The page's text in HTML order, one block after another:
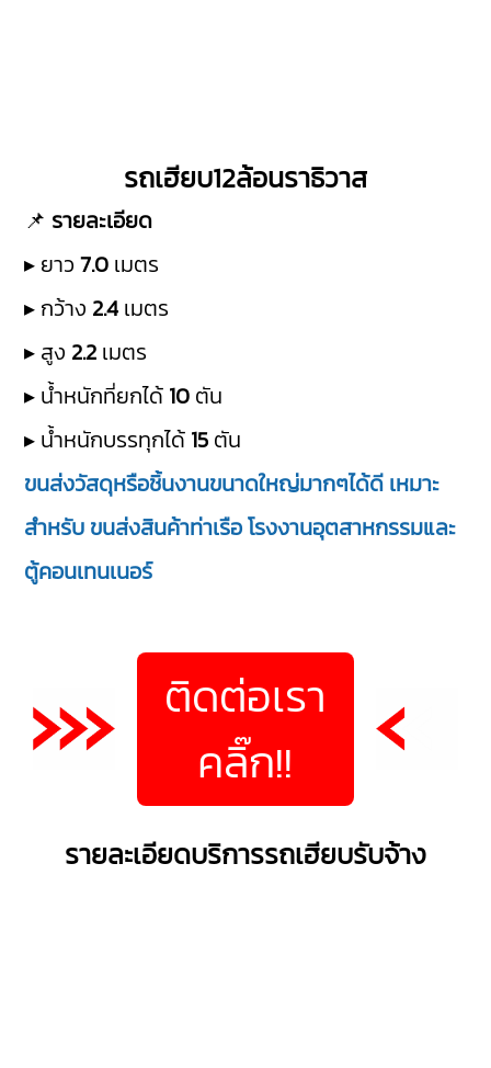
รถเฮียบ12ล้อนราธิวาส
📌 รายละเอียด
▸ ยาว7.0 เมตร
▸ กว้าง 2.4 เมตร
▸ สูง 2.2 เมตร
▸ น้ำหนักที่ยกได้ 10 ตัน
▸ น้ำหนักบรรทุกได้ 15 ตัน
ขนส่งวัสดุหรือชิ้นงานขนาดใหญ่มากๆได้ดี เหมาะ
สำหรับ ขนส่งสินค้าท่าเรือ โรงงานอุตสาหกรรมและ
ตู้คอนเทนเนอร์
ติดต่อเรา
คลิ๊ก!!
รายละเอียดบริการรถเฮียบรับจ้าง